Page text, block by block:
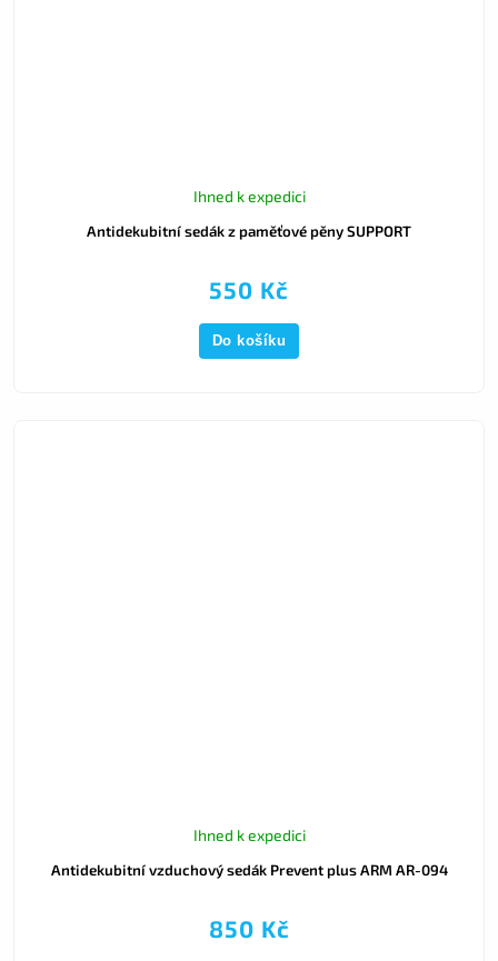
Antidekubitní sedák z paměťové pěny SUPPORT
Ihned k expedici
550 Kč
Do košíku
Antidekubitní vzduchový sedák Prevent plus ARM AR-094
Ihned k expedici
850 Kč